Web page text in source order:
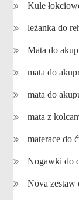
Kule
leżanka do
Mata do
mata do
mata do
mata z
materace do
Nogawki do
Nova zestaw